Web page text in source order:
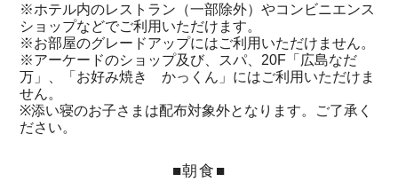
※ホテル内のレストラン（一部除外）やコンビニエンス
ショップなどでご利用いただけます。
※お部屋のグレードアップにはご利用いただけません。
※アーケードのショップ及び、スパ、20F「広島なだ
万」、「お好み焼き かっくん」にはご利用いただけま
せん。
※添い寝のお子さまは配布対象外となります。ご了承く
ださい。
■朝食■